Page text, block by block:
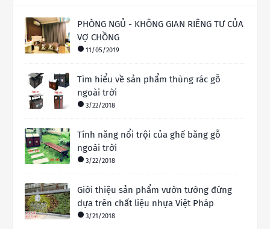
PHÒNG NGỦ - KHÔNG GIAN RIÊNG TƯ CỦA
VỢ CHỒNG
11/05/2019
Tìm hiểu về sản phẩm thùng rác gỗ
ngoài trời
3/22/2018
Tính năng nổi trội của ghế băng gỗ
ngoài trời
3/22/2018
Giới thiệu sản phẩm vườn tường đứng
dựa trên chất liệu nhựa Việt Pháp
3/21/2018